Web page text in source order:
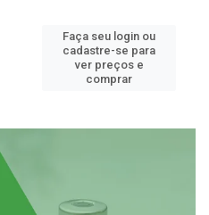
Faça seu login ou
cadastre-se para
ver preços e
comprar